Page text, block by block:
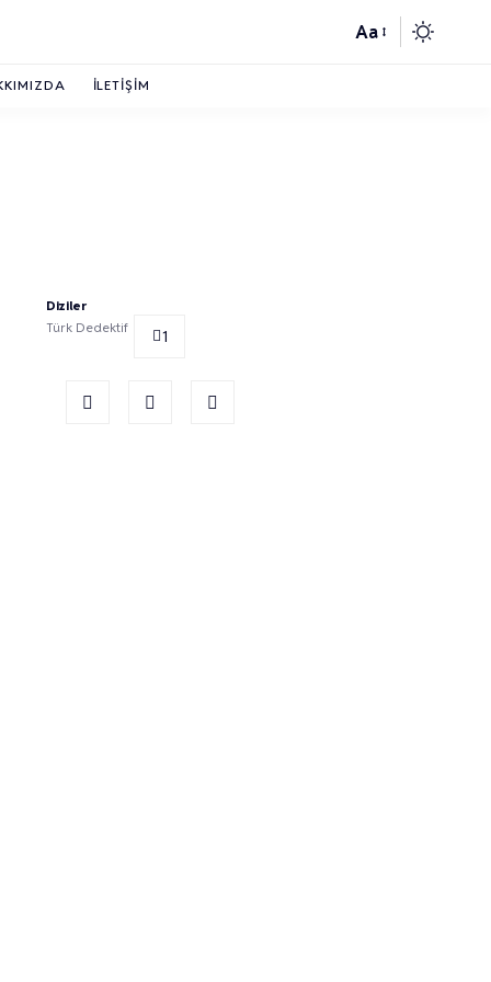
Aa
İLETIŞIM
Diziler
Türk Dedektif
1